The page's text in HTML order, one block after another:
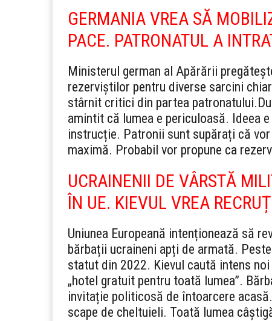
GERMANIA VREA SĂ
PACE. PATRONATUL A
Ministerul german al Apărării
rezerviştilor pentru diverse sarcini
stârnit critici din partea patronatului.
amintit că lumea e periculoasă. Ideea
instrucție. Patronii sunt supărați că
maximă. Probabil vor propune ca
UCRAINENII DE VÂRSTĂ
ÎN UE. KIEVUL VREA
Uniunea Europeană intenționează să
bărbații ucraineni apți de armată.
statut din 2022. Kievul caută intens
„hotel gratuit pentru toată lumea”.
invitație politicosă de întoarcere
scape de cheltuieli. Toată lumea